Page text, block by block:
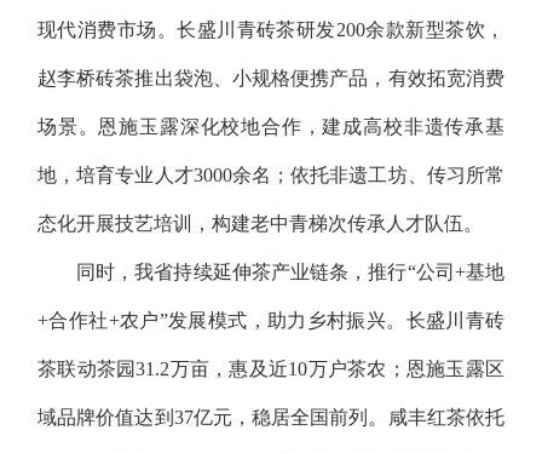
现代消费市场。长盛川青砖茶研发200余款新型茶饮，
赵李桥砖茶推出袋泡、小规格便携产品，有效拓宽消费
场景。恩施玉露深化校地合作，建成高校非遗传承基
地，培育专业人才3000余名；依托非遗工坊、传习所常
态化开展技艺培训，构建老中青梯次传承人才队伍。
同时，我省持续延伸茶产业链条，推行“公司+基地
+合作社+农户”发展模式，助力乡村振兴。长盛川青砖
茶联动茶园31.2万亩，惠及近10万户茶农；恩施玉露区
域品牌价值达到37亿元，稳居全国前列。咸丰红茶依托